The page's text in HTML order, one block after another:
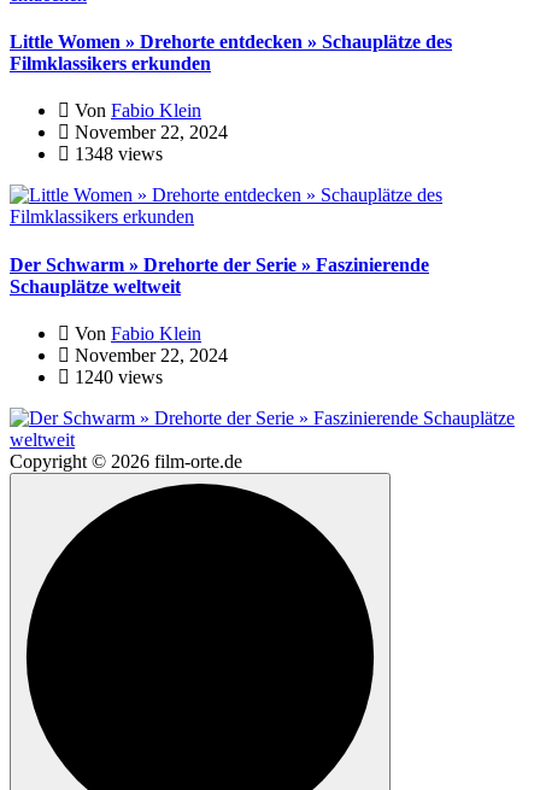
Little Women » Drehorte entdecken » Schauplätze des
Filmklassikers erkunden
Von Fabio Klein
November 22, 2024
1348 views
Der Schwarm » Drehorte der Serie » Faszinierende
Schauplätze weltweit
Von Fabio Klein
November 22, 2024
1240 views
Copyright © 2026 film-orte.de